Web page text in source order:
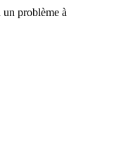
problème à